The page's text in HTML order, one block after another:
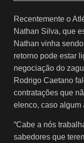
Recentemente o
Nathan Silva, que
Nathan vinha
retorno pode estar
negociação do
Rodrigo Caetano
contratações que
elenco, caso algum
“Cabe a nós
sabedores que